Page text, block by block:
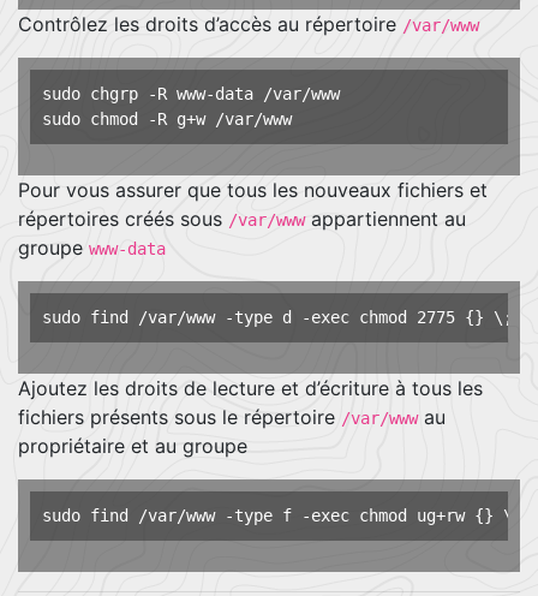
Contrôlez les droits d’accès au répertoire /var/www
sudo chgrp -R www-data /var/www
Pour vous assurer que tous les nouveaux fichiers et
répertoires créés sous /var/wwwappartiennent au
groupe www-data
Ajoutez les droits de lecture et d’écriture à tous les
fichiers présents sous le répertoire /var/wwwau
propriétaire et au groupe